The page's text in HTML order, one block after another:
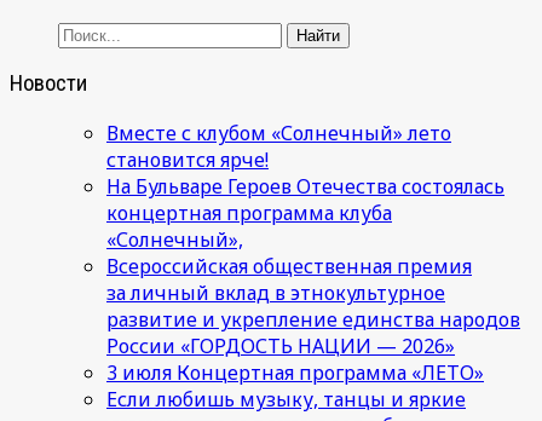
Новости
Вместе с клубом «Солнечный» лето
становится ярче!
На Бульваре Героев Отечества состоялась
концертная программа клуба
«Солнечный»,
Всероссийская общественная премия
за личный вклад в этнокультурное
развитие и укрепление единства народов
России «ГОРДОСТЬ НАЦИИ — 2026»
3 июля Концертная программа «ЛЕТО»
Если любишь музыку, танцы и яркие